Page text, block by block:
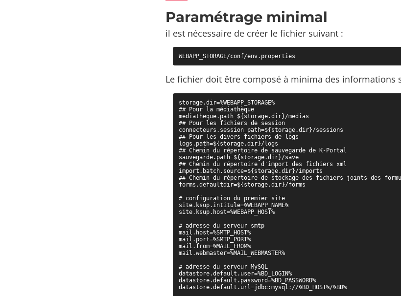
Paramétrage minimal
il est nécessaire de créer le fichier suivant :
WEBAPP_STORAGE/conf/env.properties
Le fichier doit être composé à minima des informations
storage.dir=%WEBAPP_STORAGE%
## Pour la médiathèque
mediatheque.path=${storage.dir}/medias
## Pour les fichiers de session
connecteurs.session_path=${storage.dir}/sessions
## Pour les divers fichiers de logs
logs.path=${storage.dir}/logs
## Chemin du répertoire de sauvegarde de K-Portal
sauvegarde.path=${storage.dir}/save
## Chemin du répertoire d'import des fichiers xml
import.batch.source=${storage.dir}/imports
## Chemin du répertoire de stockage des fichiers joints des
forms.defaultdir=${storage.dir}/forms
# configuration du premier site
site.ksup.intitule=%WEBAPP_NAME%
site.ksup.host=%WEBAPP_HOST%
# adresse du serveur smtp
mail.host=%SMTP_HOST%
mail.port=%SMTP_PORT%
mail.from=%MAIL_FROM%
mail.webmaster=%MAIL_WEBMASTER%
# adresse du serveur MySQL
datastore.default.user=%BD_LOGIN%
datastore.default.password=%BD_PASSWORD%
datastore.default.url=jdbc:mysql://%BD_HOST%/%BD%